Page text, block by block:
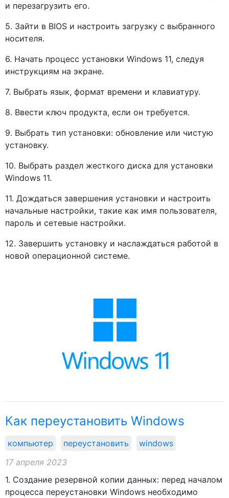
и перезагрузить его.
5. Зайти в BIOS и настроить загрузку с выбранного
носителя.
6. Начать процесс установки Windows 11, следуя
инструкциям на экране.
7. Выбрать язык, формат времени и клавиатуру.
8. Ввести ключ продукта, если он требуется.
9. Выбрать тип установки: обновление или чистую
установку.
10. Выбрать раздел жесткого диска для установки
Windows 11.
11. Дождаться завершения установки и настроить
начальные настройки, такие как имя пользователя,
пароль и сетевые настройки.
12. Завершить установку и наслаждаться работой в
новой операционной системе.
Как переустановить Windows
компьютер переустановить
windows
17 апреля 2023
1. Создание резервной копии данных: перед началом
процесса переустановки Windows необходимо